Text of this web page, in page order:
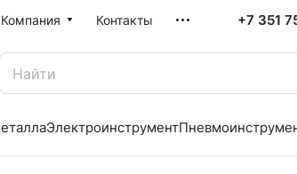
Компания Контакты +7 351
Электроинструмент